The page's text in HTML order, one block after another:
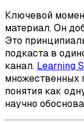
Ключевой
материал. Он
Это
подкаста в
канал. Learning
множественных
понятия как
научно